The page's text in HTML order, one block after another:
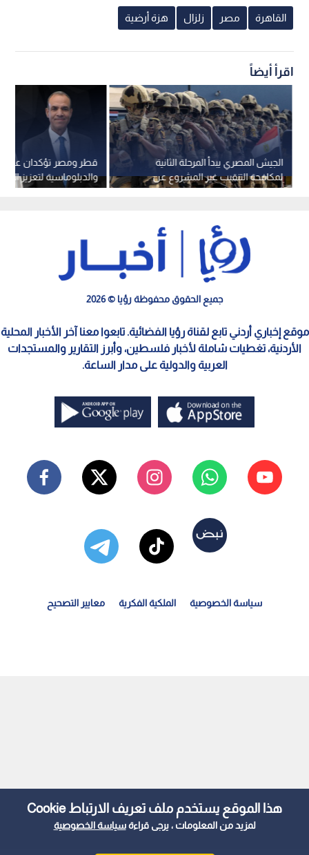
هذا الموقع يستخدم ملف تعريف الارتباط Cookie
لمزيد من المعلومات ، يرجى قراءةسياسة الخصوصية
القاهرة مصر زلزال هزة أرضية
اقرأ أيضاً
قطر ومصر تؤكدان على
والدبلوماسية لتعزيز
الإقليمي
الجيش المصري يبدأ المرحلة الثانية
لمكافحة التنقيب غير المشروع عن
الذهب بالصحراء الشرقية
جميع الحقوق محفوظة رؤيا © 2026
موقع إخباري أردني تابع لقناة رؤيا الفضائية. تابعوا معنا آخر الأخبار المحلية
الأردنية، تغطيات شاملة لأخبار فلسطين، وأبرز التقارير والمستجدات
العربية والدولية على مدار الساعة.
سياسة الخصوصية الملكية الفكرية معايير التصحيح